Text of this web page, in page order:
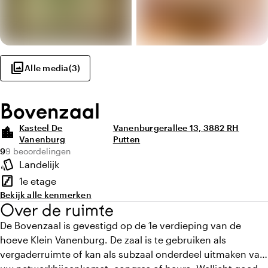
photo_libraryAlle media(3)
Bovenzaal
location_city
Kasteel De
Vanenburg
Vanenburgerallee 13, 3882 RH
Putten
Gemiddelde beoordeling van 9 uit 10
9Aantal beoordelingen: 9
9 beoordelingen
Highlights
style
Sfeer en uitstraling
Landelijk
stairs
Verdieping
1e etage
Bekijk alle kenmerken
Over de ruimte
De Bovenzaal is gevestigd op de 1e verdieping van de
hoeve Klein Vanenburg. De zaal is te gebruiken als
vergaderruimte of kan als subzaal onderdeel uitmaken van